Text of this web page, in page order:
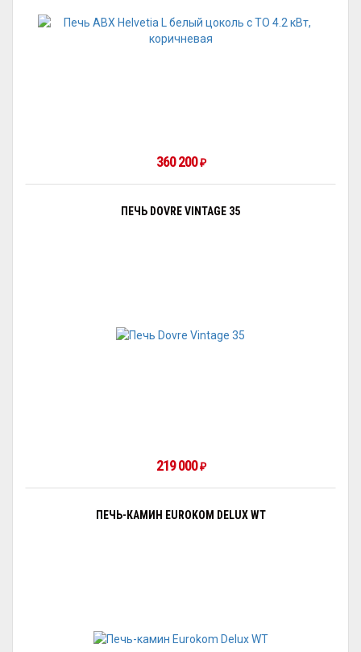
360 200₽
ПЕЧЬ DOVRE VINTAGE 35
219 000₽
ПЕЧЬ-КАМИН EUROKOM DELUX WT